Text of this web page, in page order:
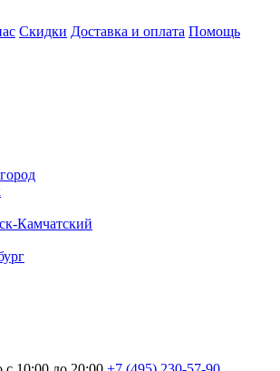
Скидки Доставка и оплата Помощь
Камчатский